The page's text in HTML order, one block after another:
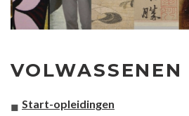
VOLWASSENEN
Start-opleidingen